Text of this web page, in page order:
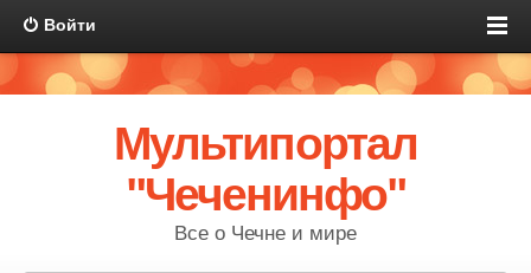
Войти
Мультипортал
"Чеченинфо"
Все о Чечне и мире